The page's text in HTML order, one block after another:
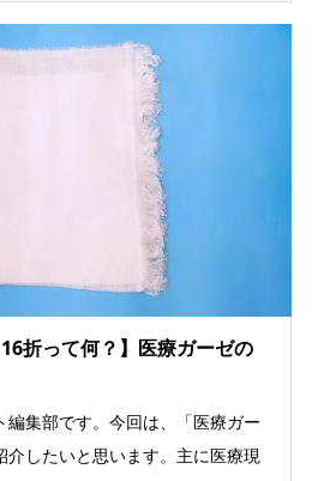
16折って何？】医療ガーゼの
編集部です。今回は、「医療ガー
介したいと思います。主に医療現